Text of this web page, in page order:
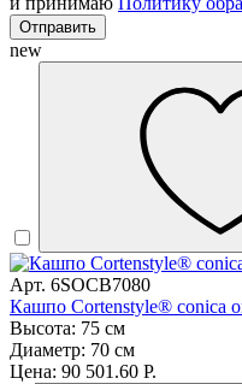
Отправить
new
Арт. 6SOCB7080
Кашпо Cortenstyle® conica
Высота: 75 см
Диаметр: 70 см
Цена: 90 501.60 Р.